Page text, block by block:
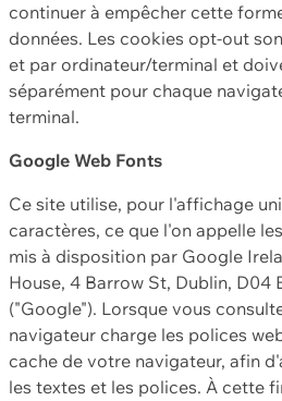
continuer à empêcher cette
données. Les cookies opt-out
et par ordinateur/terminal et
séparément pour chaque
terminal.
Google Web Fonts
Ce site utilise, pour l'affichage
caractères, ce que l'on appelle
mis à disposition par Google
House, 4 Barrow St, Dublin, D04
("Google"). Lorsque vous
navigateur charge les polices
cache de votre navigateur, afin
les textes et les polices. À cette